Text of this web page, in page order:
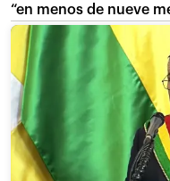
“en menos de nueve